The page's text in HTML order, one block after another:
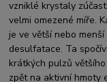
vzniklé krystaly
velmi omezené míře.
je ve větší nebo
desulfatace. Ta
krátkých pulzů
zpět na aktivní hmoty